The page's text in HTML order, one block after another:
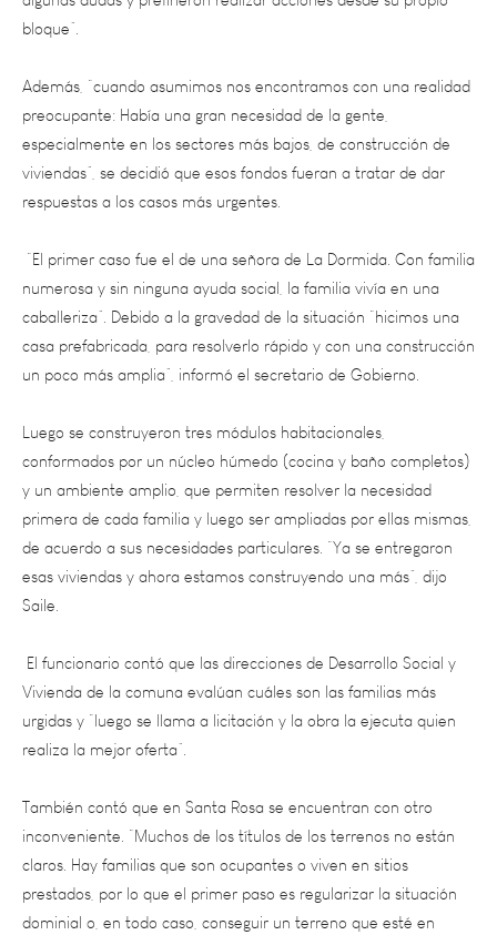
Además, “cuando asumimos nos encontramos con una realidad
preocupante: Había una gran necesidad de la gente,
especialmente en los sectores más bajos, de construcción de
viviendas”, se decidió que esos fondos fueran a tratar de dar
respuestas a los casos más urgentes.
“El primer caso fue el de una señora de La Dormida. Con familia
numerosa y sin ninguna ayuda social, la familia vivía en una
caballeriza”. Debido a la gravedad de la situación “hicimos una
casa prefabricada, para resolverlo rápido y con una construcción
un poco más amplia”, informó el secretario de Gobierno.
Luego se construyeron tres módulos habitacionales,
conformados por un núcleo húmedo (cocina y baño completos)
y un ambiente amplio, que permiten resolver la necesidad
primera de cada familia y luego ser ampliadas por ellas mismas,
de acuerdo a sus necesidades particulares. “Ya se entregaron
esas viviendas y ahora estamos construyendo una más”, dijo
Saile.
El funcionario contó que las direcciones de Desarrollo Social y
Vivienda de la comuna evalúan cuáles son las familias más
urgidas y “luego se llama a licitación y la obra la ejecuta quien
realiza la mejor oferta”.
También contó que en Santa Rosa se encuentran con otro
inconveniente. “Muchos de los títulos de los terrenos no están
claros. Hay familias que son ocupantes o viven en sitios
prestados, por lo que el primer paso es regularizar la situación
dominial o, en todo caso, conseguir un terreno que esté en
orden”, y acotó que “hay familias que, por ejemplo, ocupan los